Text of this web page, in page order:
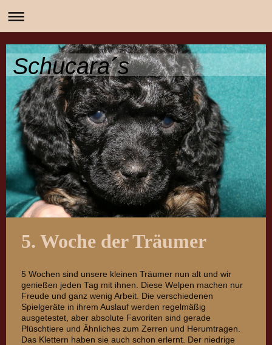
Schucara´s
5. Woche der Träumer
5 Wochen sind unsere kleinen Träumer nun alt und wir
genießen jeden Tag mit ihnen. Diese Welpen machen nur
Freude und ganz wenig Arbeit. Die verschiedenen
Spielgeräte in ihrem Auslauf werden regelmäßig
ausgetestet, aber absolute Favoriten sind gerade
Plüschtiere und Ähnliches zum Zerren und Herumtragen.
Das Klettern haben sie auch schon erlernt. Der niedrige